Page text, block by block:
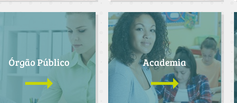
Órgão Público Academia